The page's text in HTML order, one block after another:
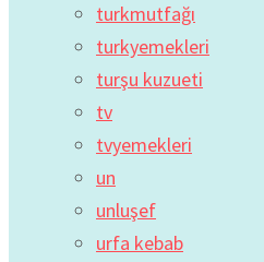
turkmutfağı
turkyemekleri
turşu kuzueti
tv
tvyemekleri
un
unluşef
urfa kebab